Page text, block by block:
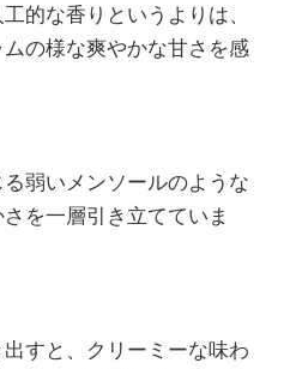
的な香りというよりは、
の様な爽やかな甘さを感
弱いメンソールのような
を一層引き立てていま
すと、クリーミーな味わ